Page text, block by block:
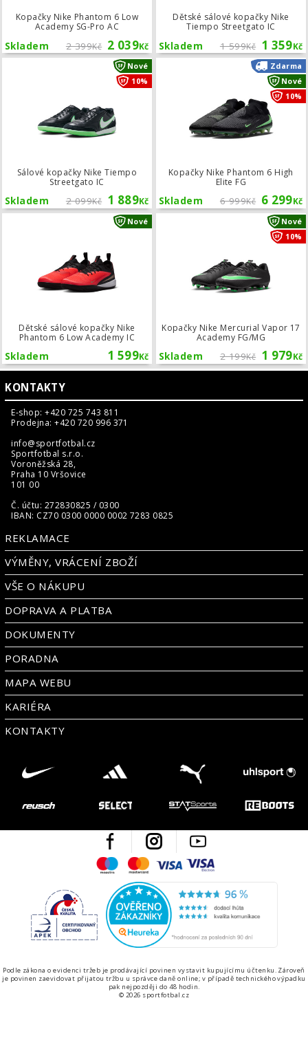
Kopačky Nike Phantom 6 Low
Academy SG-Pro AC
2 399Kč 2 039Kč
Skladem
Dětské sálové kopačky Nike
Tiempo Streetgato IC
1 599Kč 1 359Kč
Skladem
Sálové kopačky Nike Tiempo
Streetgato IC
2 099Kč 1 889Kč
Skladem
Nové
10%
Sálové kopačky Nike Tiempo
Kopačky Nike Phantom 6 High
Elite FG
6 999Kč 6 299Kč
Skladem
Zdarma
Nové
10%
Dětské sálové kopačky Nike
Phantom 6 Low Academy IC
1 599Kč
Skladem
Nové Dětské sálové kopačky Nike
Kopačky Nike Mercurial Vapor 17
Academy FG/MG
2 199Kč 1 979Kč
Skladem
Nové
10%
KONTAKTY
E-shop: +420 725 743 811
Prodejna: +420 720 996 371
info@sportfotbal.cz
Sportfotbal s.r.o.
Voroněžská 28,
Praha 10 Vršovice
101 00
Č. účtu: 272830825 / 0300
IBAN: CZ70 0300 0000 0002 7283 0825
REKLAMACE
VÝMĚNY, VRÁCENÍ ZBOŽÍ
VŠE O NÁKUPU
DOPRAVA A PLATBA
DOKUMENTY
PORADNA
MAPA WEBU
KARIÉRA
KONTAKTY
Facebook Instagram
MaestroMastercard
Visa
Česká kvalita
Podle zákona o evidenci tržeb je prodávající povinen vystavit kupujícímu účtenku. Zároveň
je povinen zaevidovat přijatou tržbu u správce daně online; v případě technického výpadku
pak nejpozději do 48 hodin.
© 2026 sportfotbal.cz